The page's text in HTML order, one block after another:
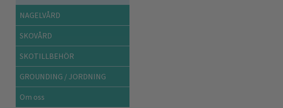
NAGELVÅRD
SKOVÅRD
SKOTILLBEHÖR
GROUNDING / JORDNING
Om oss